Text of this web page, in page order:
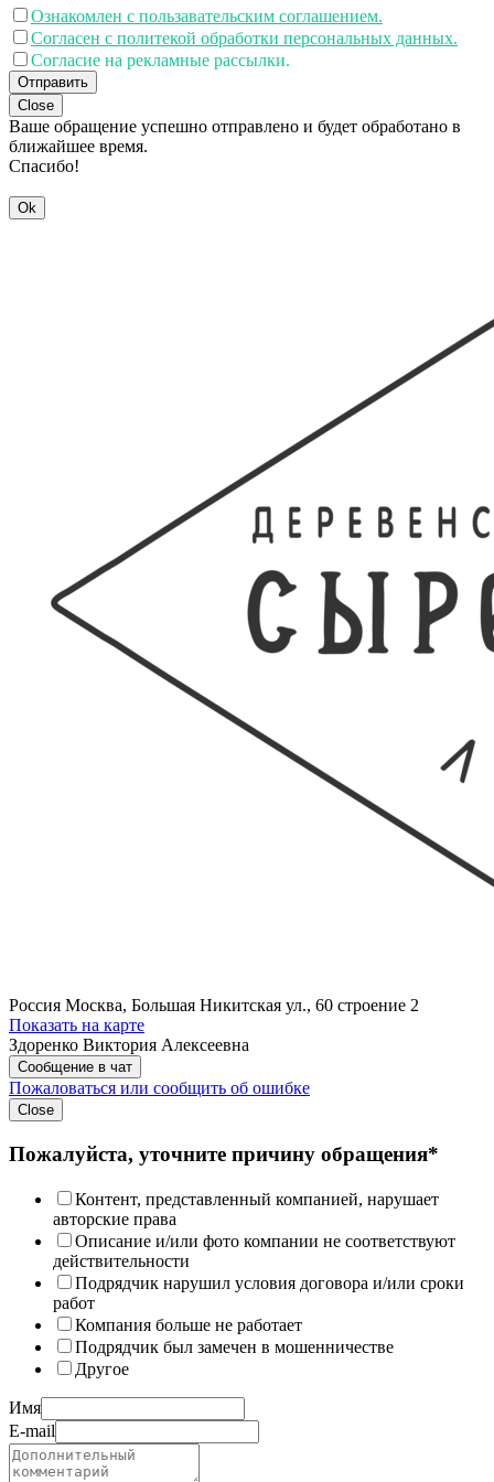
Ознакомлен с пользавательским соглашением.
Согласен с политекой обработки персональных данных.
Согласие на рекламные рассылки.
Отправить
Close
Ваше обращение успешно отправлено и будет обработано в
ближайшее время.
Спасибо!
Ok
Россия Москва, Большая Никитская ул., 60 строение 2
Показать на карте
Здоренко Виктория Алексеевна
Сообщение в чат
Пожаловаться или сообщить об ошибке
Close
Пожалуйста, уточните причину обращения*
Контент, представленный компанией, нарушает
авторские права
Описание и/или фото компании не соответствуют
действительности
Подрядчик нарушил условия договора и/или сроки
работ
Компания больше не работает
Подрядчик был замечен в мошенничестве
Другое
Имя
E-mail